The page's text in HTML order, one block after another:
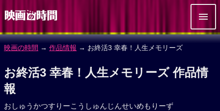
映画の時間 → 作品情報 → お終活3 幸春！人生メモリーズ
お終活3 幸春！人生メモリーズ 作品情
報
おしゅうかつすりーこうしゅんじんせいめもりーず